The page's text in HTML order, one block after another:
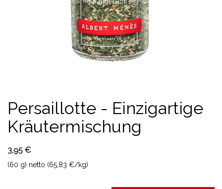
Persaillotte - Einzigartige
Kräutermischung
3,95 €
(60 g) netto (65,83 €/kg)